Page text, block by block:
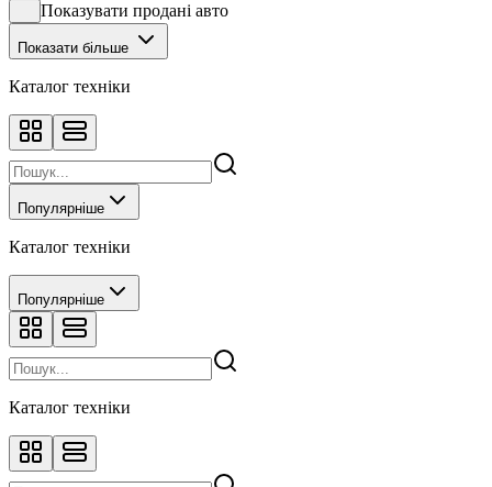
Показувати продані авто
Показати більше
Каталог техніки
Популярніше
Каталог техніки
Популярніше
Каталог техніки